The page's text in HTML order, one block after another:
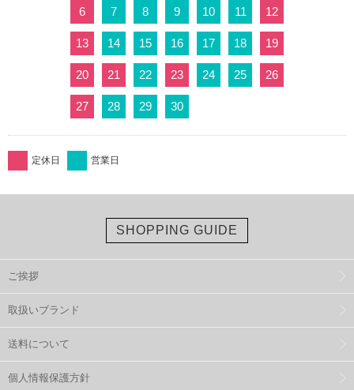
6 7 8 9 10 11 12
13 14 15 16 17 18 19
20 21 22 23 24 25 26
27 28 29 30
定休日 営業日
SHOPPING GUIDE
ご挨拶
取扱いブランド
送料について
個人情報保護方針